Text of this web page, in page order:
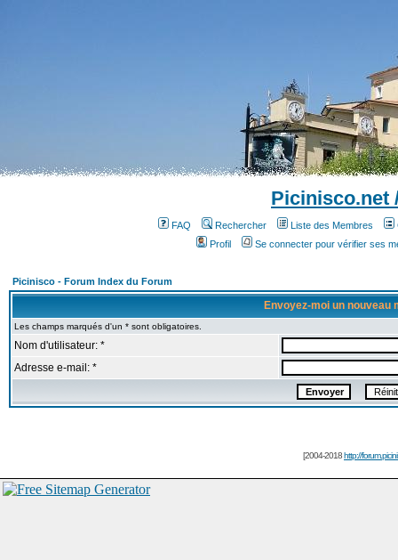
Picinisco.net
FAQ Rechercher Liste des Membres
Profil
Se connecter pour vérifier ses
Picinisco - Forum Index du Forum
Envoyez-moi un nouveau
Les champs marqués d'un * sont obligatoires.
Nom d'utilisateur: *
Adresse e-mail: *
[2004-2018http://